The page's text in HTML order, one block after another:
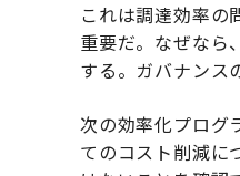
これは調達効率の
重要だ。なぜなら
する。ガバナンス
次の効率化プログ
てのコスト削減に